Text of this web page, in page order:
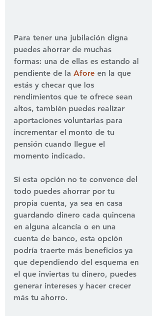
Para tener una jubilación digna
puedes ahorrar de muchas
formas: una de ellas es estando al
pendiente de la Afore en la que
estás y checar que los
rendimientos que te ofrece sean
altos, también puedes realizar
aportaciones voluntarias para
incrementar el monto de tu
pensión cuando llegue el
momento indicado.
Si esta opción no te convence del
todo puedes ahorrar por tu
propia cuenta, ya sea en casa
guardando dinero cada quincena
en alguna alcancía o en una
cuenta de banco, esta opción
podría traerte más beneficios ya
que dependiendo del esquema en
el que inviertas tu dinero, puedes
generar intereses y hacer crecer
más tu ahorro.